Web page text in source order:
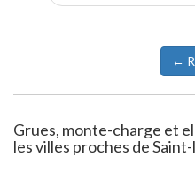
←
Grues, monte-charge et
les villes proches de